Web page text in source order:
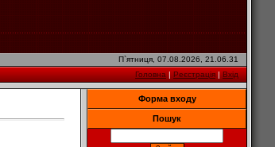
П`ятниця, 07.08.2026, 21.06.31
Головна|Реєстрація|Вхід
Форма входу
Пошук